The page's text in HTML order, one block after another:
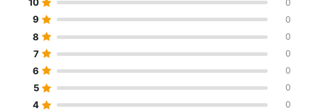
10 0
9 0
8 0
7 0
6 0
5 0
4 0